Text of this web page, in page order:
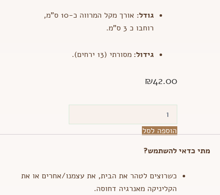
גודל:
אורך מקל המרווה כ-10 ס"מ,
רוחבו כ 3 ס"מ.
גידול:מסורתי (13 ירחים).
₪42.00
כמות
מרווה
לבנה
וסנדלווד
וטיהור
הוספה לסל
מתי כדאי להשתמש?
כשרוצים לטהר את הבית, את עצמנו/אחרים או את
הקליניקה מאנרגיה דחוסה.